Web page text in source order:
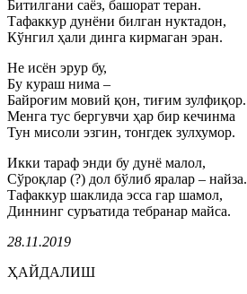
Битилгани саёз, башорат теран.
Тафаккур дунёни билган нуктадон,
Кўнгил ҳали динга кирмаган эран.
Не исён эрур бу,
Бу кураш нима –
Байроғим мовий қон, тиғим зулфиқор.
Менга тус бергувчи ҳар бир кечинма
Тун мисоли эзгин, тонгдек зулхумор.
Икки тараф энди бу дунё малол,
Сўроқлар (?) дол бўлиб яралар – найза.
Тафаккур шаклида эсса гар шамол,
Диннинг суръатида тебранар майса.
28.11.2019
ҲАЙДАЛИШ